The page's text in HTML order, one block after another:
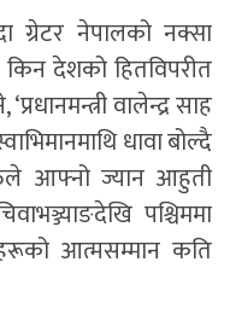
ग्रेटर नेपालको नक्सा
किन देशको हितविपरीत
वालेन्द्र साह
धावा बोल्दै
आफ्नो ज्यान आहुती
पश्चिममा
आत्मसम्मान कति